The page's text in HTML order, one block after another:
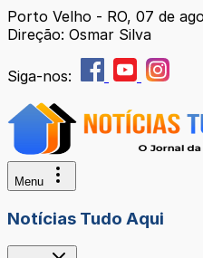
Porto Velho - RO, 07 de
Direção: Osmar Silva
Siga-nos:
Menu
Notícias Tudo Aqui